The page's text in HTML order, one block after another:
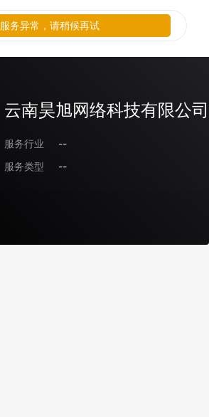
云南昊旭网络科技有限公司
服务行业
--
服务类型
--
服务异常，请稍候再试